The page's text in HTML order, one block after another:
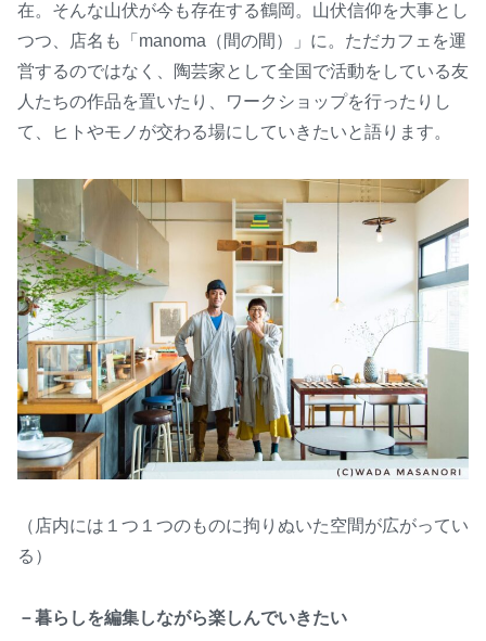
在。そんな山伏が今も存在する鶴岡。山伏信仰を大事とし
つつ、店名も「manoma（間の間）」に。ただカフェを運
営するのではなく、陶芸家として全国で活動をしている友
人たちの作品を置いたり、ワークショップを行ったりし
て、ヒトやモノが交わる場にしていきたいと語ります。
（店内には１つ１つのものに拘りぬいた空間が広がってい
る）
－暮らしを編集しながら楽しんでいきたい